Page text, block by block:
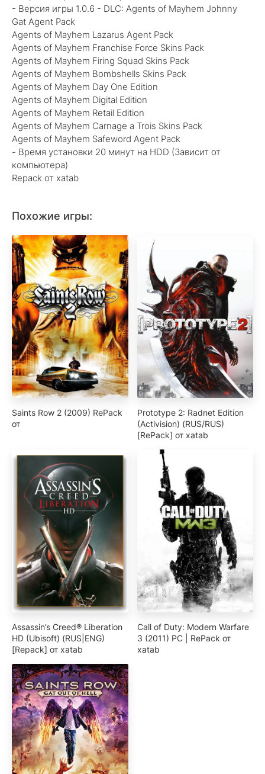
- Версия игры 1.0.6 - DLC: Agents of Mayhem Johnny
Gat Agent Pack
Agents of Mayhem Lazarus Agent Pack
Agents of Mayhem Franchise Force Skins Pack
Agents of Mayhem Firing Squad Skins Pack
Agents of Mayhem Bombshells Skins Pack
Agents of Mayhem Day One Edition
Agents of Mayhem Digital Edition
Agents of Mayhem Retail Edition
Agents of Mayhem Carnage a Trois Skins Pack
Agents of Mayhem Safeword Agent Pack
- Время установки 20 минут на HDD (Зависит от
компьютера)
Repack от xatab
Похожие игры:
Saints Row 2 (2009) RePack
от
Prototype 2: Radnet Edition
(Activision) (RUS/RUS)
[RePack] от xatab
Assassin’s Creed® Liberation
HD (Ubisoft) (RUS|ENG)
[Repack] от xatab
Call of Duty: Modern Warfare
3 (2011) PC | RePack от
xatab